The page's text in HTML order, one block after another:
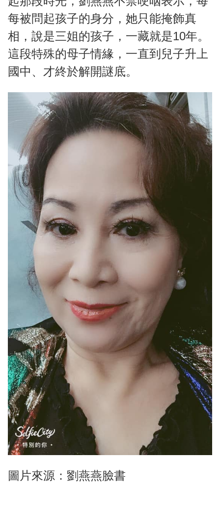
每被問起孩子的身分，她只能掩飾真
相，說是三姐的孩子，一藏就是10年。
這段特殊的母子情緣，一直到兒子升上
國中、才終於解開謎底。
圖片來源：劉燕燕臉書